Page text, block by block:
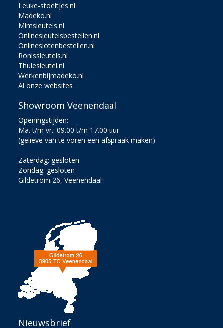
Leuke-stoeltjes.nl
Madeko.nl
Mlmsleutels.nl
Onlinesleutelsbestellen.nl
Onlineslotenbestellen.nl
Ronissleutels.nl
Thulesleutel.nl
Werkenbijmadeko.nl
Al onze websites
Showroom Veenendaal
Openingstijden:
Ma. t/m vr.: 09.00 t/m 17.00 uur
(gelieve van te voren een afspraak maken)
Zaterdag: gesloten
Zondag: gesloten
Gildetrom 26, Veenendaal
Nieuwsbrief